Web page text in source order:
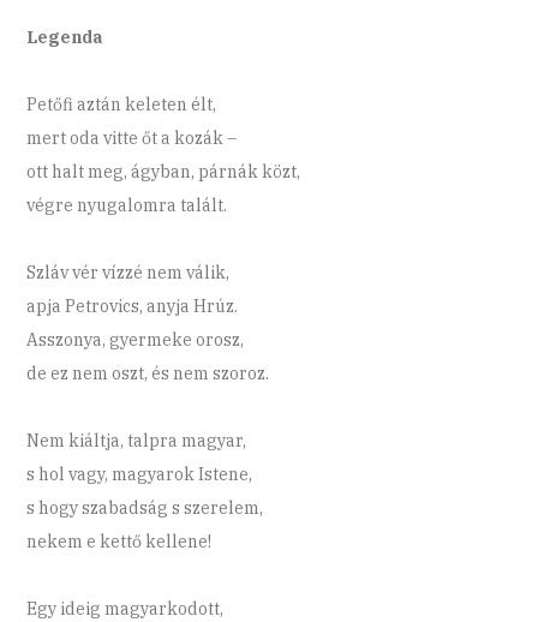
Legenda
Petőfi aztán keleten élt,
mert oda vitte őt a kozák –
ott halt meg, ágyban, párnák közt,
végre nyugalomra talált.
Szláv vér vízzé nem válik,
apja Petrovics, anyja Hrúz.
Asszonya, gyermeke orosz,
de ez nem oszt, és nem szoroz.
Nem kiáltja, talpra magyar,
s hol vagy, magyarok Istene,
s hogy szabadság s szerelem,
nekem e kettő kellene!
Egy ideig magyarkodott,